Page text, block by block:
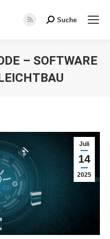
RSS
in
new
Search:
Suche
– SOFTWARE
Juli
14
2025